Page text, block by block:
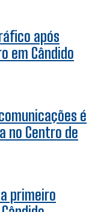
após
em Cândido
é
no Centro de
primeiro